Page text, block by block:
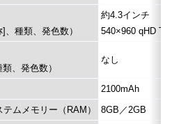
、種類、発色数）
約4.3インチ
540×960 qHD
、発色数）
なし
2100mAh
ムメモリー（RAM）
8GB／2GB